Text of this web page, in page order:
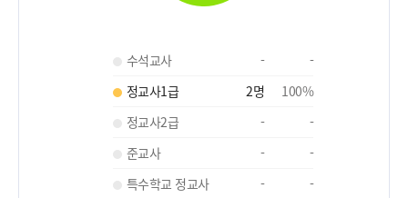
수석교사 -
-
정교사1급
2명 100%
정교사2급
-
-
준교사
-
-
특수학교 정교사
-
-